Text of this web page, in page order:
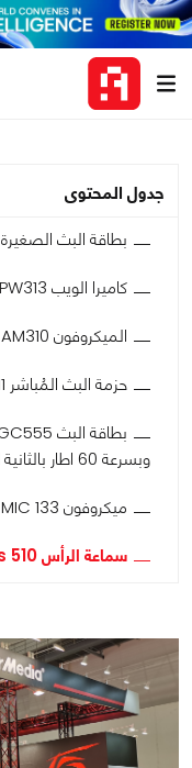
جدول المحتوى
بطاقة البث الصغيرة AverMedia GC311
كاميرا الويب AVerMedia PW313
الميكروفون AVerMedia AM310
حزمة البث المُباشر Live Streamer 311
وبسرعة 60 اطار بالثانية لأول مرة في بطاقة تسجيل مُنفصلة
ميكروفون Live Streamer MIC 133
سماعة الرأس Live Gamer Waves 510